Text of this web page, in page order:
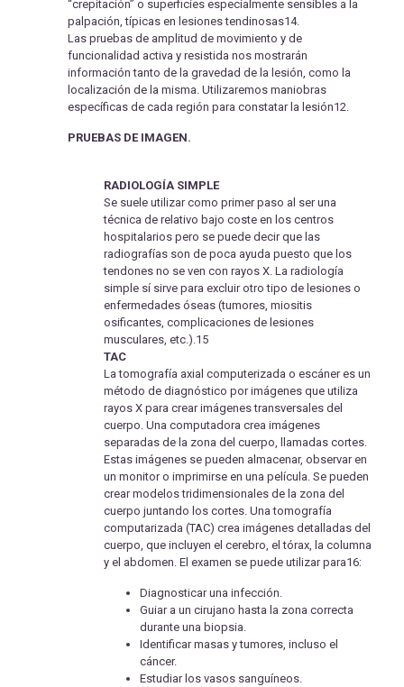
“crepitación” o superficies especialmente sensibles a la
palpación, típicas en lesiones tendinosas14.
Las pruebas de amplitud de movimiento y de
funcionalidad activa y resistida nos mostrarán
información tanto de la gravedad de la lesión, como la
localización de la misma. Utilizaremos maniobras
específicas de cada región para constatar la lesión12.
PRUEBAS DE IMAGEN.
RADIOLOGÍA SIMPLE
Se suele utilizar como primer paso al ser una
técnica de relativo bajo coste en los centros
hospitalarios pero se puede decir que las
radiografías son de poca ayuda puesto que los
tendones no se ven con rayos X. La radiología
simple sí sirve para excluir otro tipo de lesiones o
enfermedades óseas (tumores, miositis
osificantes, complicaciones de lesiones
musculares, etc.).15
TAC
La tomografía axial computerizada o escáner es un
método de diagnóstico por imágenes que utiliza
rayos X para crear imágenes transversales del
cuerpo. Una computadora crea imágenes
separadas de la zona del cuerpo, llamadas cortes.
Estas imágenes se pueden almacenar, observar en
un monitor o imprimirse en una película. Se pueden
crear modelos tridimensionales de la zona del
cuerpo juntando los cortes. Una tomografía
computarizada (TAC) crea imágenes detalladas del
cuerpo, que incluyen el cerebro, el tórax, la columna
y el abdomen. El examen se puede utilizar para16:
Diagnosticar una infección.
Guiar a un cirujano hasta la zona correcta
durante una biopsia.
Identificar masas y tumores, incluso el
cáncer.
Estudiar los vasos sanguíneos.